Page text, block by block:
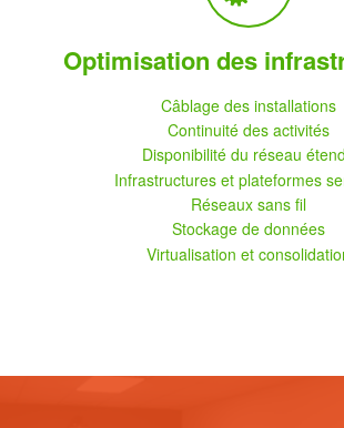
Optimisation des
Câblage des installations
Continuité des activités
Disponibilité du réseau
Infrastructures et plateformes
Réseaux sans fil
Stockage de données
Virtualisation et